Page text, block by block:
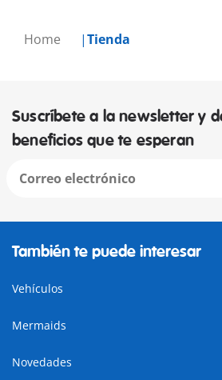
Home Tienda
Suscríbete a la newsletter y
beneficios que te esperan
También te puede interesar
Vehículos
Mermaids
Novedades